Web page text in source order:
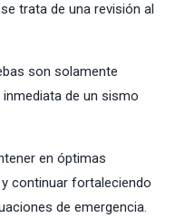
trata de una revisión al
son solamente
de un sismo
en óptimas
continuar fortaleciendo
de emergencia.